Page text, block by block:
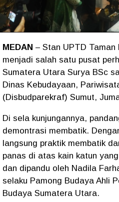
MEDAN – Stan UPTD
menjadi salah satu pusat
Sumatera Utara Surya BSc
Dinas Kebudayaan,
(Disbudparekraf) Sumut,
‎Di sela kunjungannya,
demontrasi membatik.
langsung praktik membatik
panas di atas kain katun
dan dipandu oleh Nadila
selaku Pamong Budaya Ahli
Budaya Sumatera Utara.